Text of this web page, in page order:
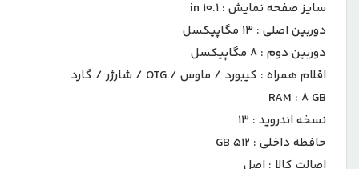
سایز صفحه نمایش : 10.1 in
دوربین اصلی : 13 مگاپیکسل
دوربین دوم : 8 مگاپیکسل
اقلام همراه : کیبورد / ماوس / OTG / شارژر / گارد
RAM : 8 GB
نسخه اندروید : 13
حافظه داخلی : 512 GB